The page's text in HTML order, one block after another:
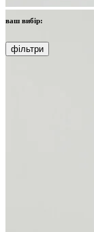
ваш вибір:
фільтри